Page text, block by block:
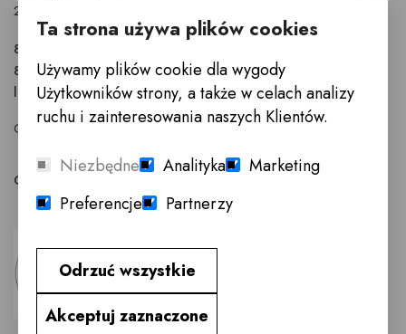
20-328 Lublin
81 745 9630
81 745 9631
lublin@innemeble.pl
GODZINY OTWARCIA : Poniedziałek - Sobota 10.00 - 18.00
Odwiedź salon meblowy Lublin →
Ta strona używa plików cookies
Używamy plików cookie dla wygody
Użytkowników strony, a także w celach analizy
ruchu i zainteresowania naszych Klientów.
Niezbędne Analityka
Marketing
Preferencje
Partnerzy
Odrzuć wszystkie
Akceptuj zaznaczone